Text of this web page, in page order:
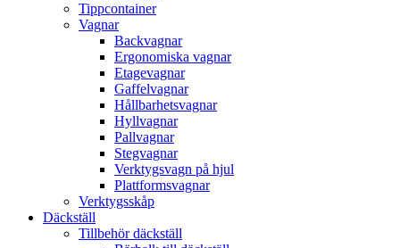
Tippcontainer
Vagnar
Backvagnar
Ergonomiska vagnar
Etagevagnar
Gaffelvagnar
Hållbarhetsvagnar
Hyllvagnar
Pallvagnar
Stegvagnar
Verktygsvagn på hjul
Plattformsvagnar
Verktygsskåp
Däckställ
Tillbehör däckställ